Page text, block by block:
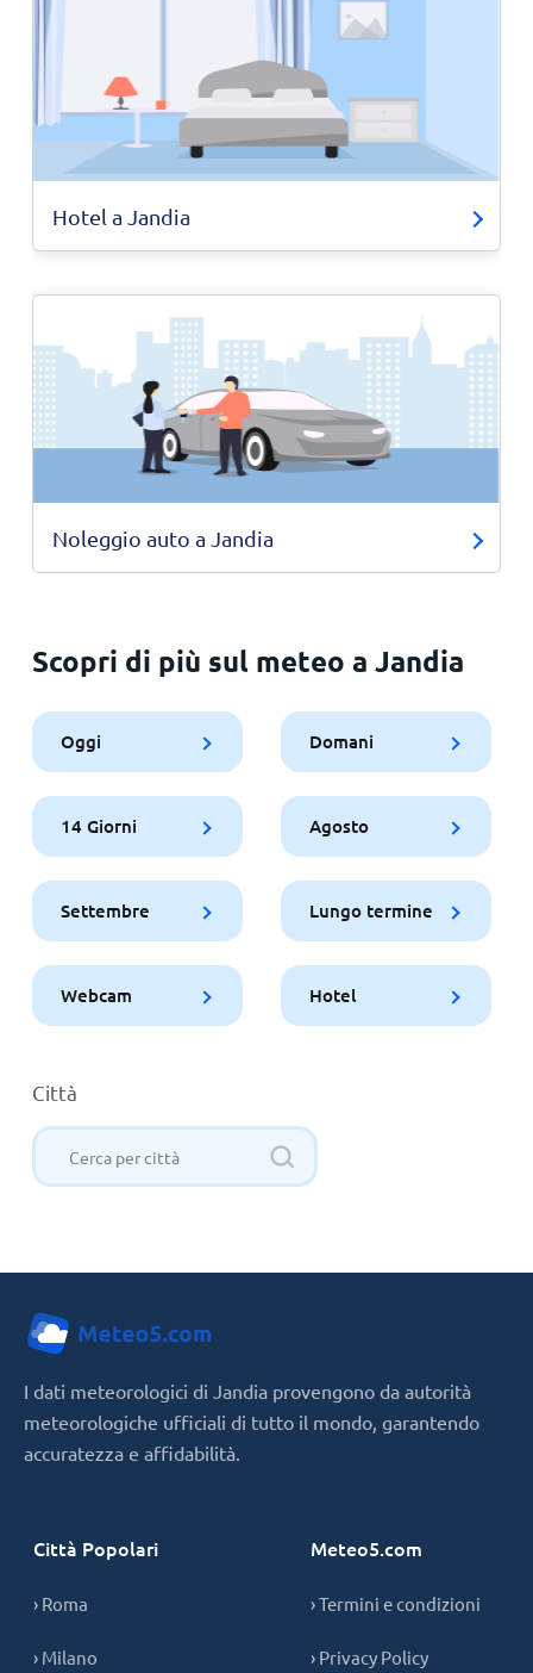
Hotel a Jandia
Noleggio auto a Jandia
Scopri di più sul meteo a Jandia
Oggi Domani
14 Giorni Agosto
Settembre Lungo termine
Webcam Hotel
Città
I dati meteorologici di Jandia provengono da autorità
meteorologiche ufficiali di tutto il mondo, garantendo
accuratezza e affidabilità.
Città Popolari
› Roma
› Milano
Meteo5.com
› Termini e condizioni
› Privacy Policy